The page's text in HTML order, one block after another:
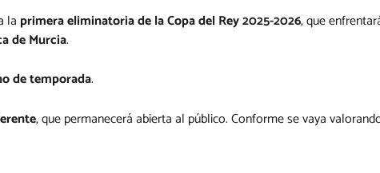
la primera eliminatoria de la Copa del Rey 2025-2026, que
de Murcia.
de temporada.
, que permanecerá abierta al público. Conforme se vaya